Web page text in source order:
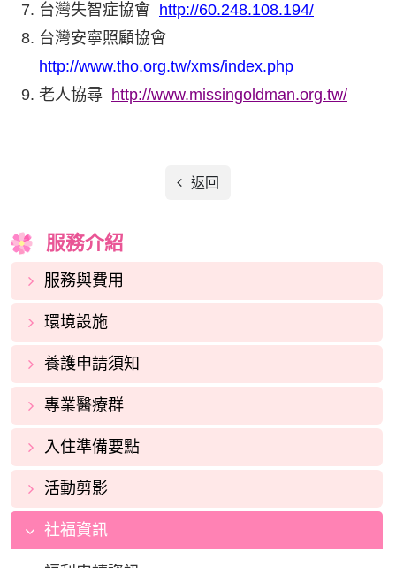
台灣失智症協會 http://60.248.108.194/
台灣安寧照顧協會
http://www.tho.org.tw/xms/index.php
老人協尋 http://www.missingoldman.org.tw/
返回
服務介紹
服務與費用
環境設施
養護申請須知
專業醫療群
入住準備要點
活動剪影
社福資訊